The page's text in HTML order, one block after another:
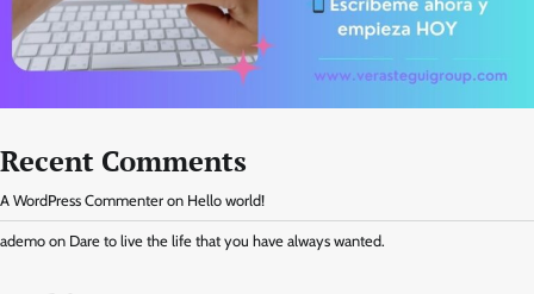
Recent Comments
A WordPress Commenter on Hello world!
ademo on Dare to live the life that you have always wanted.